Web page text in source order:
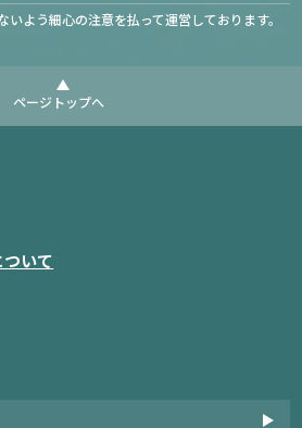
よう細心の注意を払って運営しております。
ページトップへ
いて